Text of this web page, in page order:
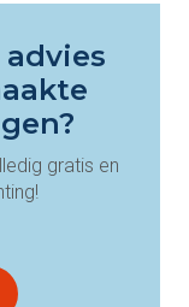
gratis en